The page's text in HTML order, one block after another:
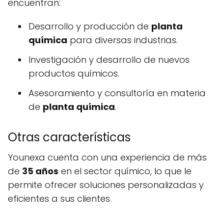
encuentran:
Desarrollo y producción de planta
química para diversas industrias.
Investigación y desarrollo de nuevos
productos químicos.
Asesoramiento y consultoría en materia
de planta química.
Otras características
Younexa cuenta con una experiencia de más
de 35 años en el sector químico, lo que le
permite ofrecer soluciones personalizadas y
eficientes a sus clientes.